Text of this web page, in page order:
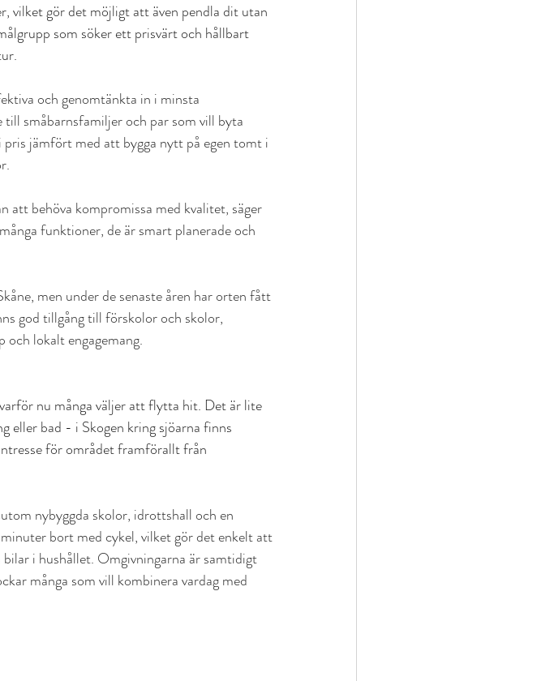
gör det möjligt att även pendla dit utan
som söker ett prisvärt och hållbart
och genomtänkta in i minsta
småbarnsfamiljer och par som vill byta
jämfört med att bygga nytt på egen tomt i
behöva kompromissa med kvalitet, säger
funktioner, de är smart planerade och
men under de senaste åren har orten fått
god tillgång till förskolor och skolor,
och lokalt engagemang.
nu många väljer att flytta hit. Det är lite
eller bad - i Skogen kring sjöarna finns
för området framförallt från
nybyggda skolor, idrottshall och en
bort med cykel, vilket gör det enkelt att
i hushållet. Omgivningarna är samtidigt
många som vill kombinera vardag med